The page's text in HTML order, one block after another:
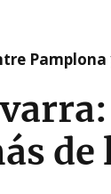
Pamplona